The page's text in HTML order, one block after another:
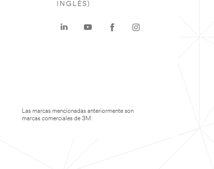
INGLÉS)
Las marcas mencionadas anteriormente son
marcas comerciales de 3M.